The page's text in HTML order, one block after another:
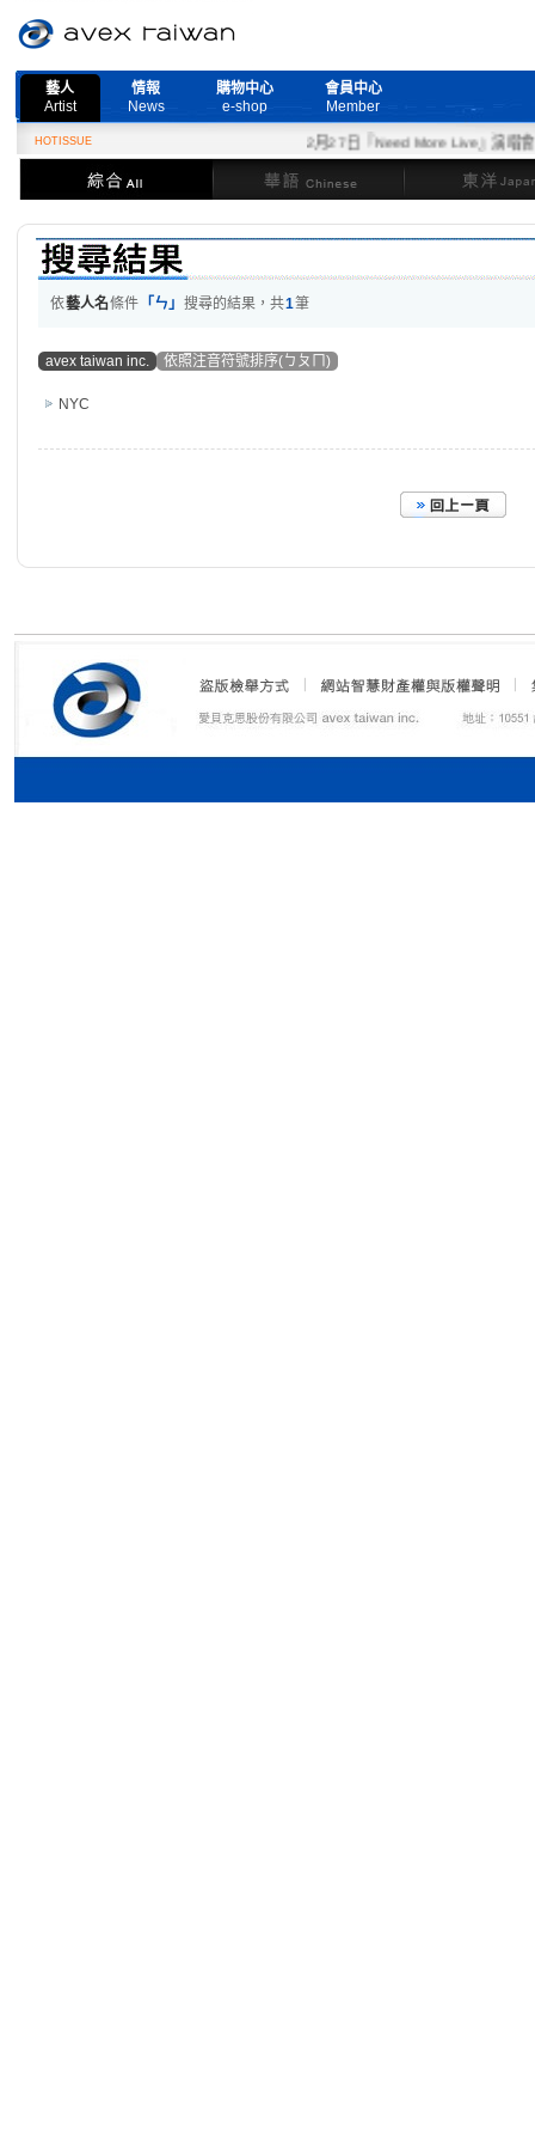
藝人
Artist
情報
News
購物中心
e-shop
會員中心
Member
HOTISSUE
2月27日『Need More Live』演唱會取
綜合
華語 東洋
依藝人名條件 「ㄣ」 搜尋的結果，共1筆
avex taiwan inc. 依照注音符號排序(ㄅㄆㄇ)
NYC